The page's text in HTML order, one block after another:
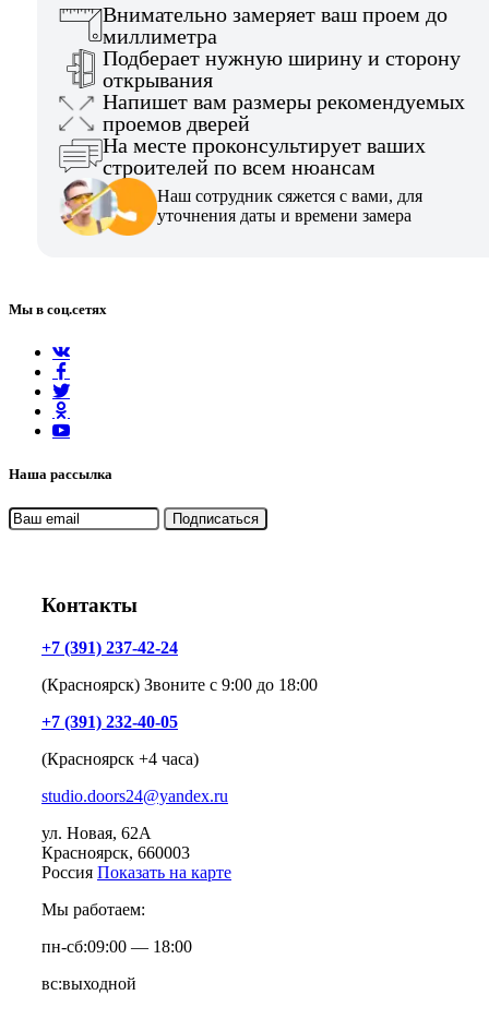
Внимательно замеряет ваш проем до
миллиметра
Подберает нужную ширину и сторону
открывания
Напишет вам размеры рекомендуемых
проемов дверей
На месте проконсультирует ваших
строителей по всем нюансам
Наш сотрудник сяжется с вами, для
уточнения даты и времени замера
Мы в соц.сетях
Наша рассылка
Контакты
+7 (391) 237-42-24
(Красноярск) Звоните с 9:00 до 18:00
+7 (391) 232-40-05
(Красноярск +4 часа)
studio.doors24@yandex.ru
ул. Новая, 62А
Красноярск, 660003
Россия Показать на карте
Мы работаем:
пн-сб:09:00 — 18:00
вс:выходной